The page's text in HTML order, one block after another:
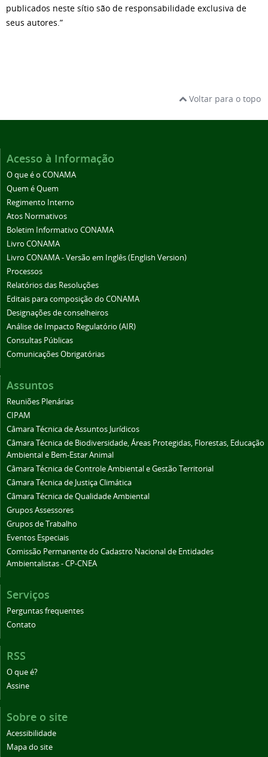
publicados neste sítio são de responsabilidade exclusiva de
seus autores.”
Voltar para o topo
Acesso à Informação
O que é o CONAMA
Quem é Quem
Regimento Interno
Atos Normativos
Boletim Informativo CONAMA
Livro CONAMA
Livro CONAMA - Versão em Inglês (English Version)
Processos
Relatórios das Resoluções
Editais para composição do CONAMA
Designações de conselheiros
Análise de Impacto Regulatório (AIR)
Consultas Públicas
Comunicações Obrigatórias
Assuntos
Reuniões Plenárias
CIPAM
Câmara Técnica de Assuntos Jurídicos
Câmara Técnica de Biodiversidade, Áreas Protegidas, Florestas, Educação
Ambiental e Bem-Estar Animal
Câmara Técnica de Controle Ambiental e Gestão Territorial
Câmara Técnica de Justiça Climática
Câmara Técnica de Qualidade Ambiental
Grupos Assessores
Grupos de Trabalho
Eventos Especiais
Comissão Permanente do Cadastro Nacional de Entidades
Ambientalistas - CP-CNEA
Serviços
Perguntas frequentes
Contato
RSS
O que é?
Assine
Sobre o site
Acessibilidade
Mapa do site